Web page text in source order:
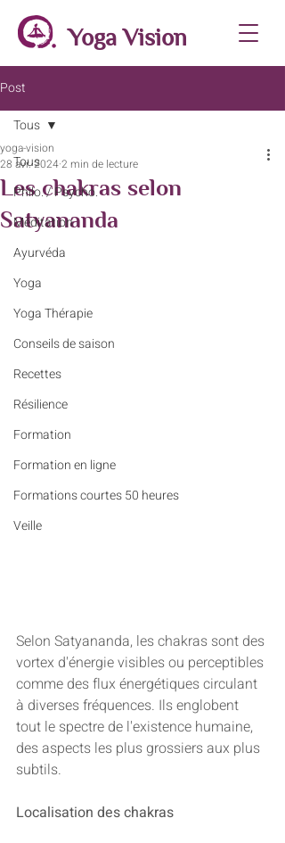
Yoga Vision
Post
Tous
Philo. / Psycho.
Méditation
Ayurvéda
Yoga
Yoga Thérapie
Conseils de saison
Recettes
Résilience
Formation
Formation en ligne
Formations courtes 50 heures
Veille
Tous
Les chakras selon
Satyananda
yoga-vision
28 avr. 20242 min de lecture
Selon Satyananda, les chakras sont des
vortex d'énergie visibles ou perceptibles
comme des flux énergétiques circulant
à diverses fréquences. Ils englobent
tout le spectre de l'existence humaine,
des aspects les plus grossiers aux plus
subtils.
Localisation des chakras